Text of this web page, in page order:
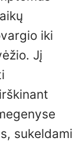
iki
Jį
sukeldami